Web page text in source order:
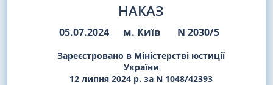
НАКАЗ
05.07.2024 м. Київ N 2030/5
Зареєстровано в Міністерстві юстиції
України
12 липня 2024 р. за N 1048/42393